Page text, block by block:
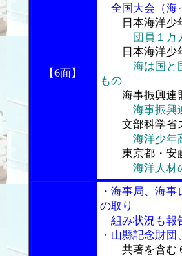
【6面】
全国大会（海
日本海洋少
団員１万
日本海洋少年
海は国と
もの
海事振興連
海事振興
文部科学省ス
海洋少年
東京都・安
海洋人材
・海事局、海
の取り
組み状況も報
・山縣記念財
共著を含む